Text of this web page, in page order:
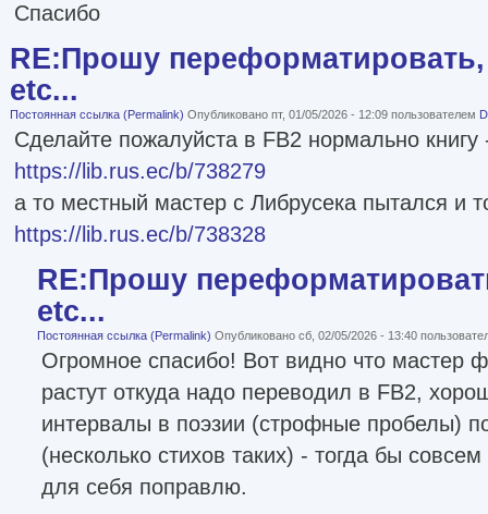
Спасибо
RE:Прошу переформатировать,
etc...
Постоянная ссылка (Permalink) Опубликовано пт, 01/05/2026 - 12:09 пользователем
Сделайте пожалуйста в FB2 нормально книгу
https://lib.rus.ec/b/738279
а то местный мастер с Либрусека пытался и
https://lib.rus.ec/b/738328
RE:Прошу
etc...
Постоянная ссылка (Permalink) Опубликовано сб, 02/05/2026 - 13:40
Огромное спасибо! Вот видно что мастер
растут откуда надо переводил в FB2,
интервалы в поэзии (строфные пробелы)
(несколько стихов таких) - тогда бы
для себя поправлю.